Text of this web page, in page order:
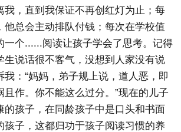
我，直到我保证不再创红灯为止；每
他总会主动排队付钱；每次在学校值
一个......阅读让孩子学会了思考。记得
生说话很不客气，没想到人家没有说
我：“妈妈，弟子规上说，道人恶，即
且作。你不能这么过分。”现在的儿子
的孩子，在同龄孩子中是口头和书面
孩子，这都归功于孩子阅读习惯的养